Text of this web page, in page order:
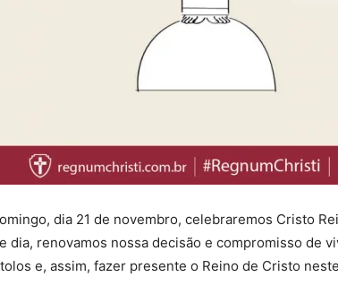
dia 21 de novembro, celebraremos Cristo
dia, renovamos nossa decisão e compromisso de
e, assim, fazer presente o Reino de Cristo